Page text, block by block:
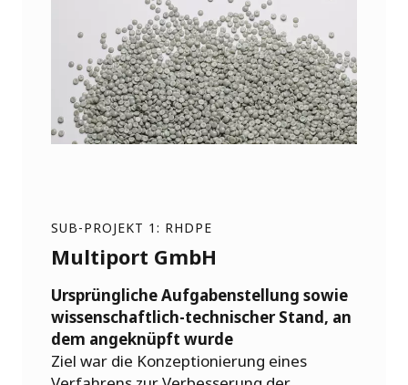
SUB-PROJEKT 1: RHDPE
Multiport GmbH
Ursprüngliche Aufgabenstellung sowie
wissenschaftlich-technischer Stand, an
dem angeknüpft wurde
Ziel war die Konzeptionierung eines